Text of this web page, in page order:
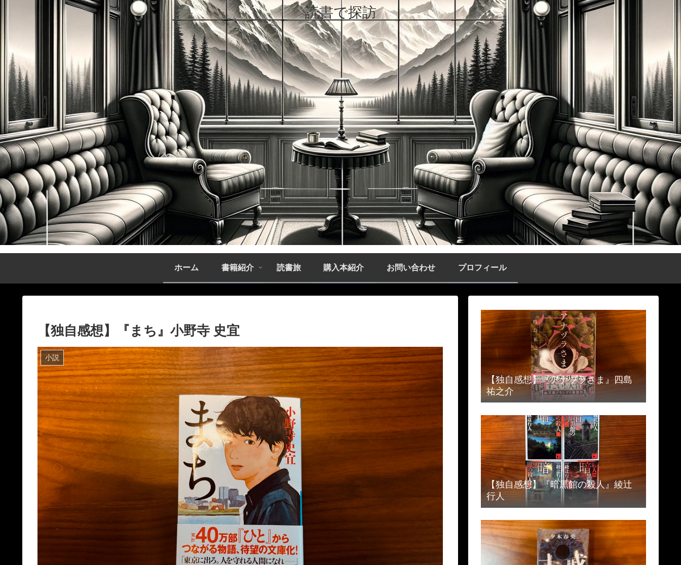
読書で探訪
ホーム 書籍紹介 読書旅 購入本紹介 お問い合わせ プロフィール
【独自感想】『まち』小野寺 史宜
小説
【独自感想】『アナヅラさま』四島
祐之介
【独自感想】『暗黒館の殺人』綾辻
行人